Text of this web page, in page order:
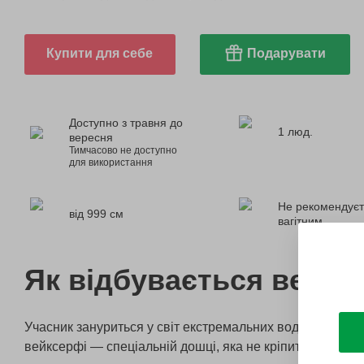
Купити для себе Подарувати
Доступно з травня до
вересня
Тимчасово не доступно
для використання
1 люд.
від 999 см
Не
вагітним
Як відбувається
Учасник зануриться у світ екстремальних водних
вейксерфі — спеціальній дошці, яка не кріпиться до ніг.